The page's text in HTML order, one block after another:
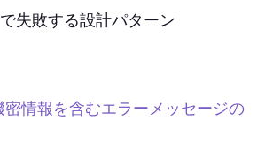
失敗する設計パターン
密情報を含むエラーメッセージの